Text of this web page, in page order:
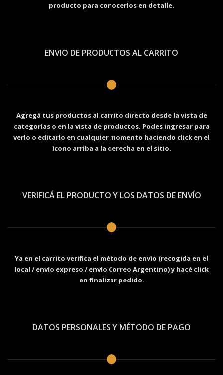
producto para conocerlos en detalle.
ENVIO DE PRODUCTOS AL CARRITO
Agregá tus productos al carrito directo desde la vista de
categorías o en la vista de productos. Podes ingresar para
verlo o editarlo en cualquier momento haciendo click en el
ícono arriba a la derecha en el sitio.
VERIFICÁ EL PRODUCTO Y LOS DATOS DE ENVÍO
Ya en el carrito verifica el método de envío (recogida en el
local / envío expreso / envío Correo Argentino) y hacé click
en finalizar pedido.
DATOS PERSONALES Y MÉTODO DE PAGO